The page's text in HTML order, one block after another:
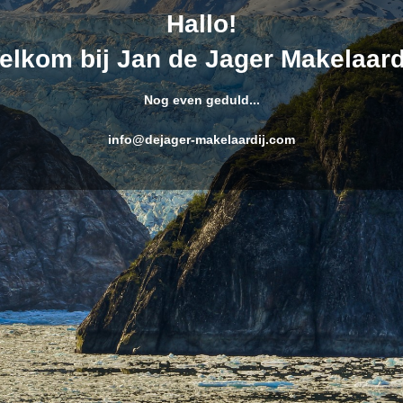
Hallo!
bij Jan de Jager
Nog even geduld...
info@dejager-makelaardij.com